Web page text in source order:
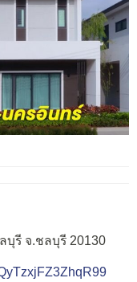
บุรี จ.ชลบุรี 20130